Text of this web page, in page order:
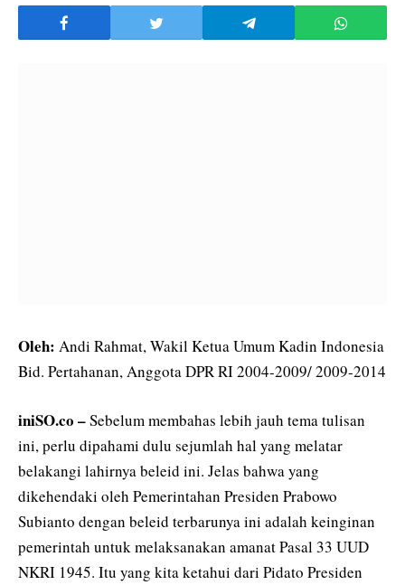
Oleh: Andi Rahmat, Wakil Ketua Umum Kadin Indonesia
Bid. Pertahanan, Anggota DPR RI 2004-2009/ 2009-2014
iniSO.co –Sebelum membahas lebih jauh tema tulisan
ini, perlu dipahami dulu sejumlah hal yang melatar
belakangi lahirnya beleid ini. Jelas bahwa yang
dikehendaki oleh Pemerintahan Presiden Prabowo
Subianto dengan beleid terbarunya ini adalah keinginan
pemerintah untuk melaksanakan amanat Pasal 33 UUD
NKRI 1945. Itu yang kita ketahui dari Pidato Presiden